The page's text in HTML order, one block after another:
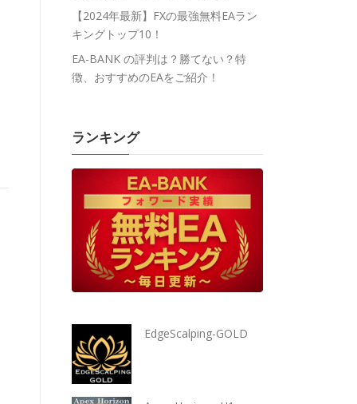
【2024年最新】FXの最強無料EAラン
キングトップ10！
EA-BANK の評判は？勝てない？特
徴、おすすめのEAをご紹介！
ランキング
EdgeScalping-GOLD